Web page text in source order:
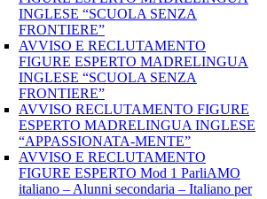
INGLESE “SCUOLA SENZA
FRONTIERE”
AVVISO E RECLUTAMENTO
FIGURE ESPERTO MADRELINGUA
INGLESE “SCUOLA SENZA
FRONTIERE”
AVVISO RECLUTAMENTO FIGURE
ESPERTO MADRELINGUA INGLESE
“APPASSIONATA-MENTE”
AVVISO E RECLUTAMENTO
FIGURE ESPERTO Mod 1 ParliAMO
italiano – Alunni secondaria – Italiano per